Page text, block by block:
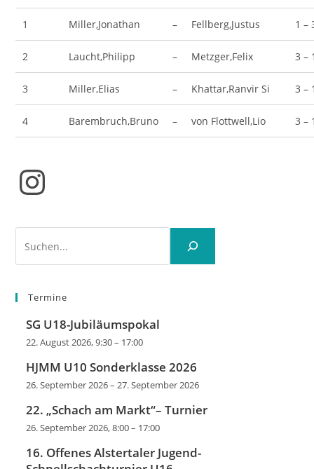
1 Miller,Jonathan – Fellberg,Justus 1 –
2 Laucht,Philipp – Metzger,Felix 3 –
3 Miller,Elias – Khattar,Ranvir Si 3 –
4 Barembruch,Bruno – von Flottwell,Lio 3 –
Instagram
Termine
SG U18-Jubiläumspokal
22. August 2026, 9:30– 17:00
HJMM U10 Sonderklasse 2026
26. September 2026– 27. September 2026
22. „Schach am Markt“– Turnier
26. September 2026, 8:00– 17:00
16. Offenes Alstertaler Jugend-